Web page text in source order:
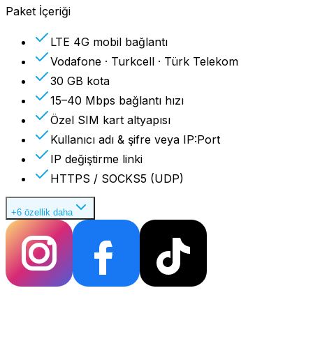
Paket İçeriği
LTE 4G mobil bağlantı
Vodafone · Turkcell · Türk Telekom
30 GB kota
15–40 Mbps bağlantı hızı
Özel SIM kart altyapısı
Kullanıcı adı & şifre veya IP:Port
IP değiştirme linki
HTTPS / SOCKS5 (UDP)
+6 özellik daha